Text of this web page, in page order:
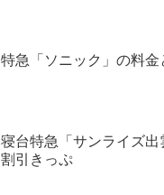
特急「ソニック」の料金
寝台特急「サンライズ出
割引きっぷ